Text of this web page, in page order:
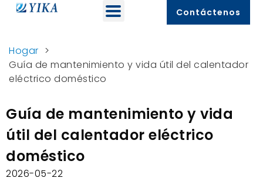
Contáctenos
Hogar >
Guía de mantenimiento y vida útil del calentador
eléctrico doméstico
Guía de mantenimiento y vida
útil del calentador eléctrico
doméstico
2026-05-22